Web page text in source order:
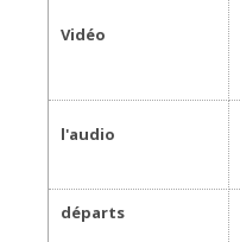
Vidéo
l'audio
départs